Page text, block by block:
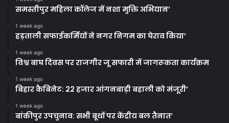
समस्तीपुर महिला कॉलेज में नशा मुक्ति अभियान’
1 week ago
हड़ताली सफाईकर्मियों ने नगर निगम का घेराव किया’
1 week ago
विश्व बाघ दिवस पर राजगीर जू सफारी में जागरूकता कार्यक्रम
1 week ago
बिहार कैबिनेट: 22 हजार आंगनबाड़ी बहाली को मंजूरी’
1 week ago
बांकीपुर उपचुनाव: सभी बूथों पर केंद्रीय बल तैनात’